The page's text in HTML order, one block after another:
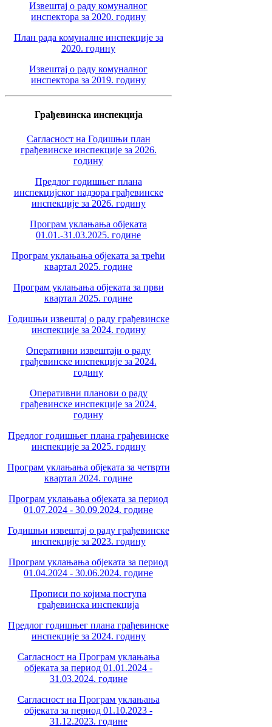
Извештај о раду комуналног
инспектора за 2020. годину
План рада комуналне инспекције за
2020. годину
Извештај о раду комуналног
инспектора за 2019. годину
Грађевинска инспекција
Сагласност на Годишњи план
грађевинске инспекције за 2026.
годину
Предлог годишњег плана
инспекцијског надзора грађевинске
инспекције за 2026. годину
Програм уклањања објеката
01.01.-31.03.2025. године
Програм уклањања објеката за трећи
квартал 2025. године
Програм уклањања објеката за први
квартал 2025. године
Годишњи извештај о раду грађевинске
инспекције за 2024. годину
Оперативни извештаји о раду
грађевинске инспекције за 2024.
годину
Оперативни планови о раду
грађевинске инспекције за 2024.
годину
Предлог годишњег плана грађевинске
инспекције за 2025. годину
Програм уклањања објеката за четврти
квартал 2024. године
Програм уклањања објеката за период
01.07.2024 - 30.09.2024. године
Годишњи извештај о раду грађевинске
инспекције за 2023. годину
Програм уклањања објеката за период
01.04.2024 - 30.06.2024. године
Прописи по којима поступа
грађевинска инспекција
Предлог годишњег плана грађевинске
инспекције за 2024. годину
Сагласност на Програм уклањања
објеката за период 01.01.2024 -
31.03.2024. године
Сагласност на Програм уклањања
објеката за период 01.10.2023 -
31.12.2023. године